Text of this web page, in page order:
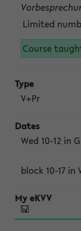
Limited
Course
V+Pr
Wed 10-12 in
block 10-17 in